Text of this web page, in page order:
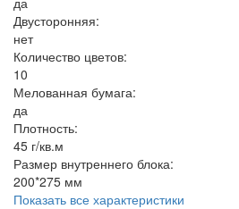
Двусторонняя:
нет
Количество цветов:
10
Мелованная бумага:
да
Плотность:
45 г/кв.м
Размер внутреннего блока:
200*275 мм
Показать все характеристики